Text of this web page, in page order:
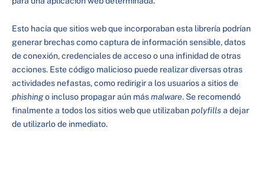
Esto hacía que sitios web que incorporaban esta librería podrían
generar brechas como captura de información sensible, datos
de conexión, credenciales de acceso o una infinidad de otras
acciones. Este código malicioso puede realizar diversas otras
actividades nefastas, como redirigir a los usuarios a sitios de
phishingo incluso propagar aún másmalware. Se recomendó
finalmente a todos los sitios web que utilizabanpolyfillsa dejar
de utilizarlo de inmediato.